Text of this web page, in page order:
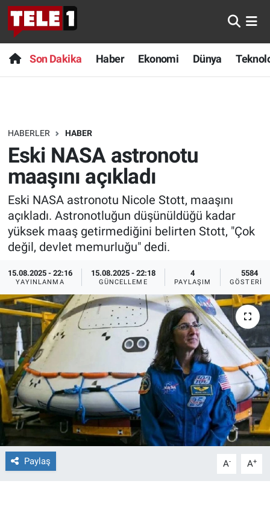
Son Dakika Haber Ekonomi Dünya
HABERLER HABER
Eski NASA astronotu
maaşını açıkladı
Eski NASA astronotu Nicole Stott, maaşını
açıkladı. Astronotluğun düşünüldüğü kadar
yüksek maaş getirmediğini belirten Stott, "Çok
değil, devlet memurluğu" dedi.
15.08.2025 - 22:16
YAYINLANMA
15.08.2025 - 22:18
GÜNCELLEME
4
PAYLAŞIM
5584
GÖSTERIM
Paylaş A- A+
Anında Manşet
Başka Sohbetler
Bilim turu
Bilim ve Teknoloji Evreni
Doğa Konuşuyor
Dünya
Ege'den Esintiler
Eğitim
Eğlence
Ekonomi
Forum
Gerçeğin İzinde
Son Dakika
Haber
Dünya
Sağlık
Spor
İletişim
Nöbetçi Eczaneler
Hava Durumu
Trafik Durumu
Süper Lig Puan Durumu ve Fikstür
Tüm Manşetler
Son Dakika Haberleri